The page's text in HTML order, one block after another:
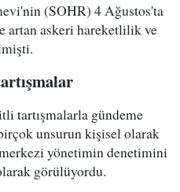
(SOHR) 4 Ağustos'ta
artan askeri hareketlilik ve
tartışmalarla gündeme
unsurun kişisel olarak
yönetimin denetimini
görülüyordu.